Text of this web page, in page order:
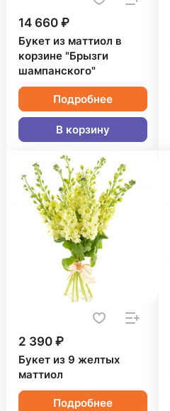
14 660 ₽
Букет из маттиол в
корзине "Брызги
шампанского"
Подробнее
В корзину
2 390 ₽
Букет из 9 желтых
маттиол
Подробнее